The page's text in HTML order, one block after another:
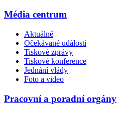
Média centrum
Aktuálně
Očekávané události
Tiskové zprávy
Tiskové konference
Jednání vlády
Foto a video
Pracovní a poradní orgány